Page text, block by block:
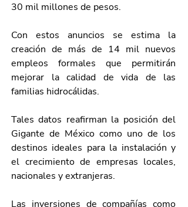
30 mil millones de pesos.
Con estos anuncios se estima la
creación de más de 14 mil nuevos
empleos formales que permitirán
mejorar la calidad de vida de las
familias hidrocálidas.
Tales datos reafirman la posición del
Gigante de México como uno de los
destinos ideales para la instalación y
el crecimiento de empresas locales,
nacionales y extranjeras.
Las inversiones de compañías como